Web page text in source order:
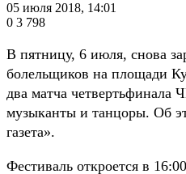
05 июля 2018, 14:01
0 3 798
В пятницу, 6 июля, снова
болельщиков на площади
два матча четвертьфинала
музыканты и танцоры. Об
газета».
Фестиваль откроется в